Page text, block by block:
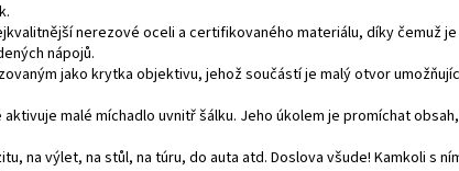
nerezové oceli a certifikovaného materiálu, díky čemuž
nápojů.
jako krytka objektivu, jehož součástí je malý otvor
malé míchadlo uvnitř šálku. Jeho úkolem je promíchat
na výlet, na stůl, na túru, do auta atd. Doslova všude! Kamkoli s